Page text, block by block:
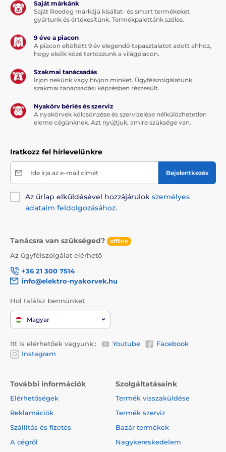
Menforsan parazitaellenes fluoreszkáló nyakörv
A műszaki specifikációk előzetes értesítés nélkül
változhatnak. A képek csak illusztrációk.
A termék a következő kategóriákba sorolt
Parazitaellenes készítmények
Saját márkánk
Saját Reedog márkájú kisállat- és smart termékeket
gyártunk és értékesítünk. Termékpalettánk széles.
9 éve a piacon
A piacon eltöltött 9 év elegendő tapasztalatot adott ahhoz,
hogy elsők közé tartozzunk a világpiacon.
Szakmai tanácsadás
Írjon nekünk vagy hívjon minket. Ügyfélszolgálatunk
szakmai tanácsadási képzésben részesült.
Nyakörv bérlés és szerviz
A nyakörvek kölcsönzése és szervizelése nélkülözhetetlen
eleme cégünknek. Azt nyújtjuk, amire szüksége van.
Iratkozz fel hírlevelünkre
Ide írja az e-mail címét Bejelentkezés
Az űrlap elküldésével hozzájárulok személyes
adataim feldolgozásához.
Tanácsra van szükséged? offline
Az ügyfélszolgálat elérhető
+36 21 300 7514
info@elektro-nyakorvek.hu
Hol találsz bennünket
Magyar
Itt is elérhetőek vagyunk:: Youtube
Facebook
Instagram
További információk
Elérhetőségek
Reklamációk
Szállítás és fizetés
A cégről
Szolgáltatásaink
Termék visszaküldése
Termék szerviz
Bazár termékek
Nagykereskedelem